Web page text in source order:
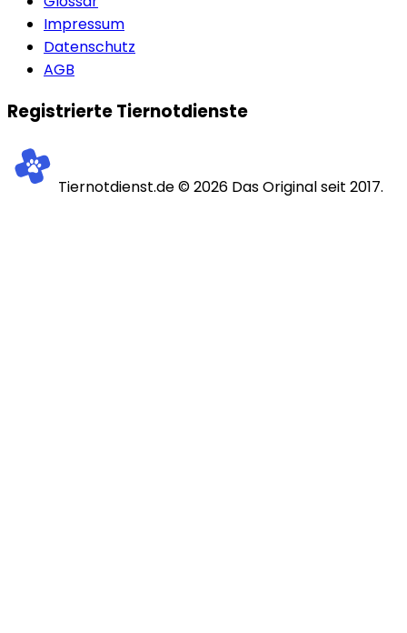
Impressum
Datenschutz
AGB
Registrierte Tiernotdienste
Tiernotdienst.de ©2026 Das Original seit 2017.